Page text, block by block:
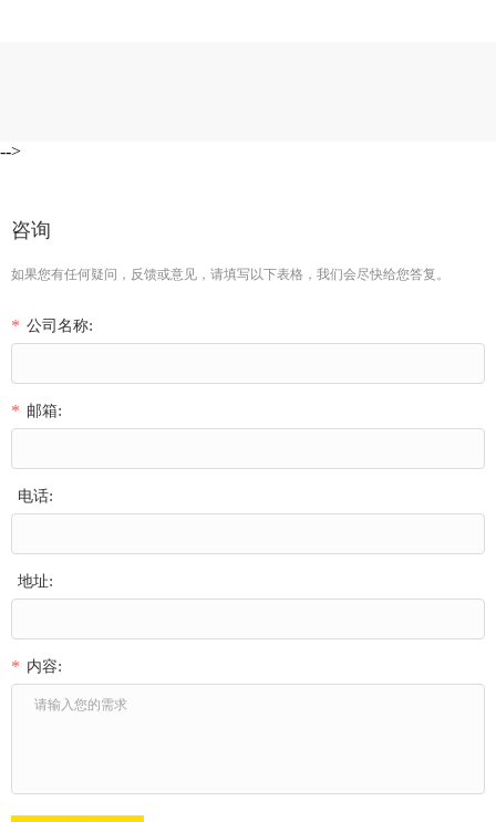
-->
咨询
如果您有任何疑问，反馈或意见，请填写以下表格，我们会尽快给您答复。
* 公司名称:
* 邮箱:
电话:
地址:
* 内容: